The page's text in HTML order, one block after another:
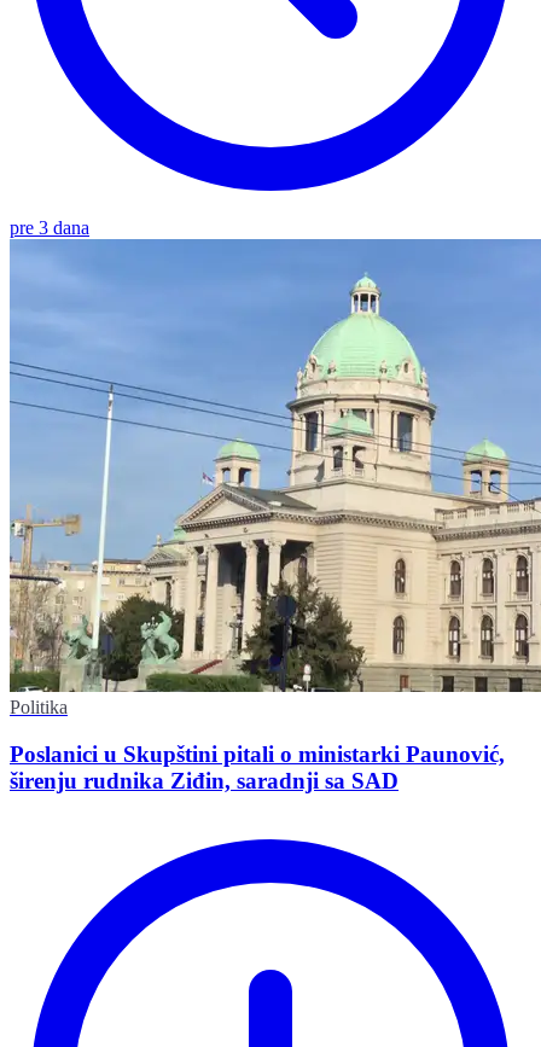
pre 3 dana
Politika
Poslanici u Skupštini pitali o ministarki Paunović,
širenju rudnika Ziđin, saradnji sa SAD